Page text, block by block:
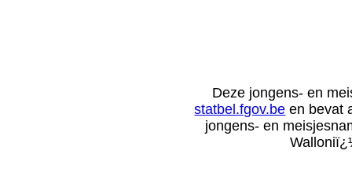
Deze jongens- en
statbel.fgov.be en bevat
jongens- en